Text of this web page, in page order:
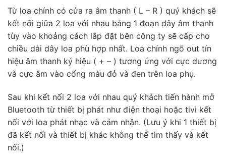
Từ loa chính có cửa ra âm thanh ( L – R ) quý khách sẽ
kết nối giữa 2 loa với nhau bằng 1 đoạn dây âm thanh
tùy vào khoảng cách lắp đặt bên công ty sẽ cấp cho
chiều dài dây loa phù hợp nhất. Loa chính ngõ out tín
hiệu âm thanh ký hiệu ( + – ) tương ứng với cực dương
và cực âm vào cổng màu đỏ và đen trên loa phụ.
Sau khi kết nối 2 loa với nhau quý khách tiến hành mở
Bluetooth từ thiết bị phát như điện thoại hoặc tivi kết
nối với loa phát nhạc và cảm nhận. (Lưu ý khi 1 thiết bị
đã kết nối và thiết bị khác không thể tìm thấy và kết
nối.)